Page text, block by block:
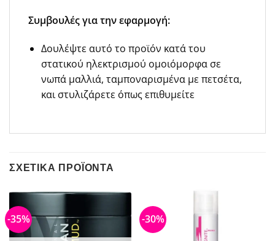
Συμβουλές για την εφαρμογή:
Δουλέψτε αυτό το προϊόν κατά του
στατικού ηλεκτρισμού ομοιόμορφα σε
νωπά μαλλιά, ταμποναρισμένα με πετσέτα,
και στυλιζάρετε όπως επιθυμείτε
ΣΧΕΤΙΚΆ ΠΡΟΪΌΝΤΑ
-35% -30%